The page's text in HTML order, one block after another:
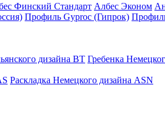
Финский Стандарт Албес Эконом
Профиль Gyproc (Гипрок)
дизайна BT Гребенка
Раскладка Немецкого дизайна АSN